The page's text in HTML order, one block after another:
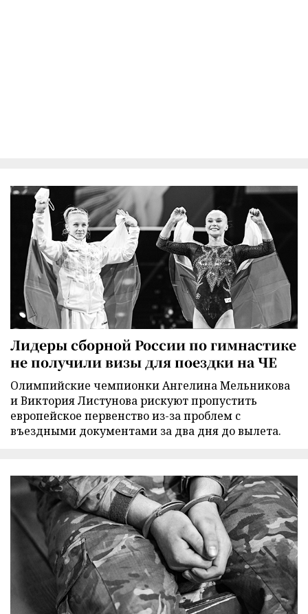
Лидеры сборной России по гимнастике
не получили визы для поездки на ЧЕ
Олимпийские чемпионки Ангелина Мельникова
и Виктория Листунова рискуют пропустить
европейское первенство из-за проблем с
въездными документами за два дня до вылета.